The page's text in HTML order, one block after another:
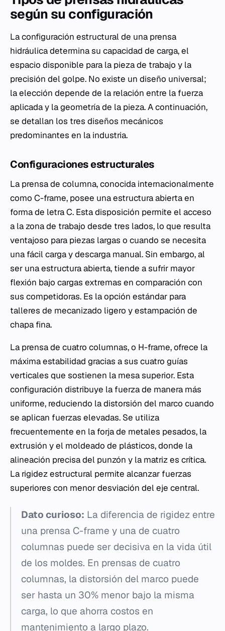
según su configuración
La configuración estructural de una prensa
hidráulica determina su capacidad de carga, el
espacio disponible para la pieza de trabajo y la
precisión del golpe. No existe un diseño universal;
la elección depende de la relación entre la fuerza
aplicada y la geometría de la pieza. A continuación,
se detallan los tres diseños mecánicos
predominantes en la industria.
Configuraciones estructurales
La prensa de columna, conocida internacionalmente
como C-frame, posee una estructura abierta en
forma de letra C. Esta disposición permite el acceso
a la zona de trabajo desde tres lados, lo que resulta
ventajoso para piezas largas o cuando se necesita
una fácil carga y descarga manual. Sin embargo, al
ser una estructura abierta, tiende a sufrir mayor
flexión bajo cargas extremas en comparación con
sus competidoras. Es la opción estándar para
talleres de mecanizado ligero y estampación de
chapa fina.
La prensa de cuatro columnas, o H-frame, ofrece la
máxima estabilidad gracias a sus cuatro guías
verticales que sostienen la mesa superior. Esta
configuración distribuye la fuerza de manera más
uniforme, reduciendo la distorsión del marco cuando
se aplican fuerzas elevadas. Se utiliza
frecuentemente en la forja de metales pesados, la
extrusión y el moldeado de plásticos, donde la
alineación precisa del punzón y la matriz es crítica.
La rigidez estructural permite alcanzar fuerzas
superiores con menor desviación del eje central.
Dato curioso: La diferencia de rigidez entre
una prensa C-frame y una de cuatro
columnas puede ser decisiva en la vida útil
de los moldes. En prensas de cuatro
columnas, la distorsión del marco puede
ser hasta un 30% menor bajo la misma
carga, lo que ahorra costos en
mantenimiento a largo plazo.